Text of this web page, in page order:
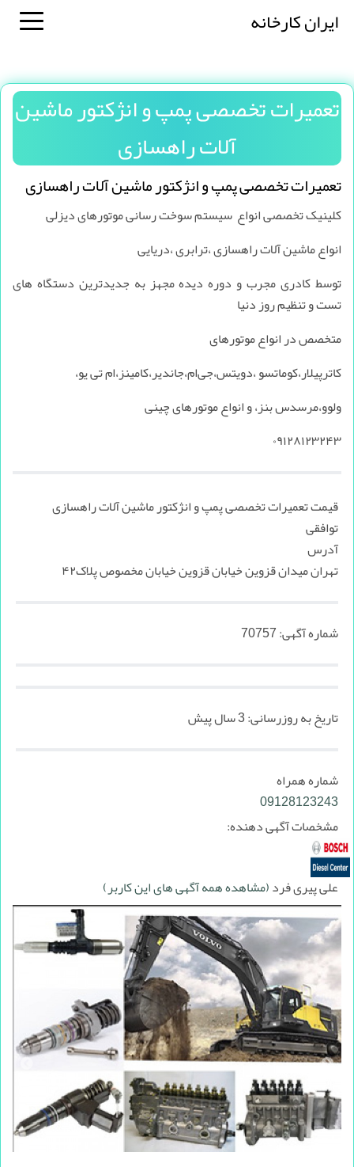
ایران کارخانه
تعمیرات تخصصی پمپ و انژکتور ماشین
آلات راهسازی
تعمیرات تخصصی پمپ و انژکتور ماشین آلات راهسازی
کلینیک تخصصی انواع سیستم سوخت رسانی موتورهای دیزلی
انواع ماشین آلات راهسازی ،ترابری ،دریایی
توسط کادری مجرب ‌و دوره دیده مجهز به جدیدترین دستگاه های
تست و تنظیم روز دنیا
متخصص در انواع موتورهای
کاترپیلار،کوماتسو ،دویتس،جی‌ام،جاندیر،کامینز،ام ‌تی ‌یو،
ولوو،مرسدس بنز، و انواع موتورهای چینی
۰۹۱۲۸۱۲۳۲۴۳
قیمت تعمیرات تخصصی پمپ و انژکتور ماشین آلات راهسازی
توافقی
آدرس
تهران میدان قزوین خیابان قزوین خیابان مخصوص پلاک۴۲
شماره آگهی:70757
تاریخ به روزرسانی:3 سال پیش
شماره همراه
09128123243
مشخصات آگهی دهنده:
علی پیری فرد(مشاهده همه آگهی های این کاربر)